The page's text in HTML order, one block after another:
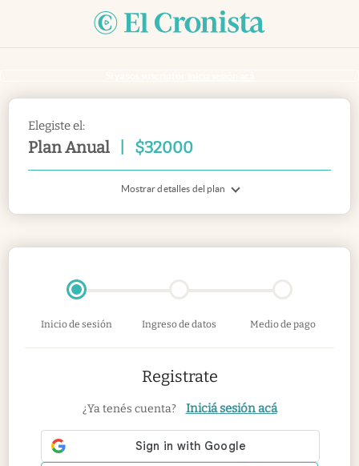
Elegiste el:
Plan Anual $32000
Mostrar detalles del plan
Inicio de sesión Ingreso de datos Medio de pago
Registrate
¿Ya tenés cuenta? Iniciá sesión acá